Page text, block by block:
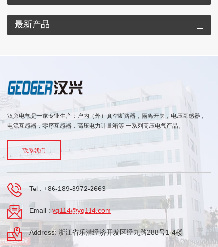
最新产品
汉兴电气是一家专业生产：户内（外）真空断路器，隔离开关，电压互感器，
电流互感器，零序互感器，高压电力计量箱等 一系列高压电气产品。
联系我们
Tel : +86-189-8972-2663
Email : yq114@yq114.com
Address: 浙江省乐清经济开发区经九路288号1-4楼